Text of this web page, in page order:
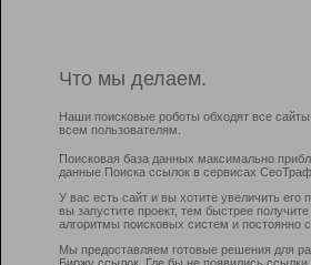
Что мы делаем.
Наши поисковые роботы обходят все
всем пользователям.
Поисковая база данных максимально
данные Поиска ссылок в сервисах
У вас есть сайт и вы хотите увеличить
вы запустите проект, тем быстрее
алгоритмы поисковых систем и постоянно
Мы предоставляем готовые решения для